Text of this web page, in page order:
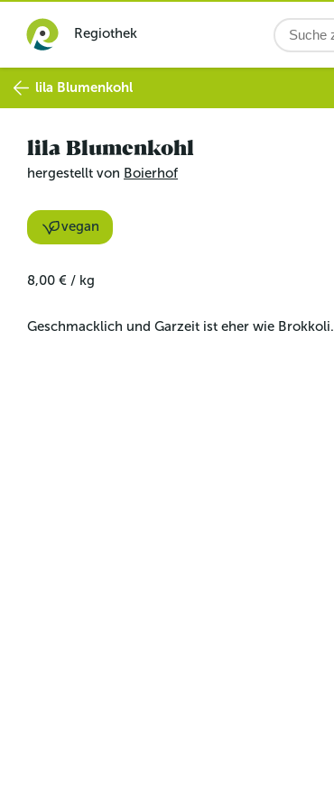
Regiothek
lila Blumenkohl
lila Blumenkohl
hergestellt von Boierhof
vegan
8,00 € / kg
Geschmacklich und Garzeit ist eher wie Brokkoli.